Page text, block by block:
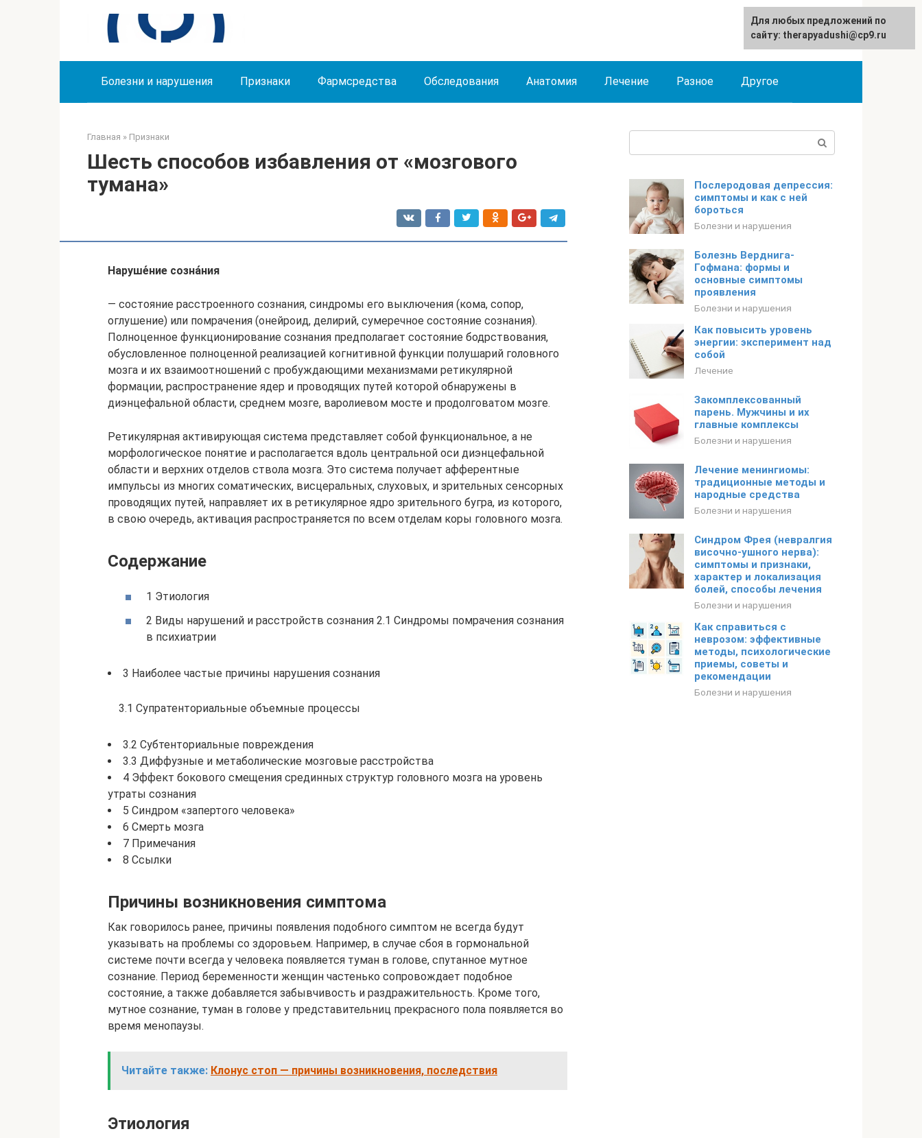
Болезни и нарушения Признаки Фармсредства Обследования Анатомия Лечение Разное Другое
Главная » Признаки
Шесть способов избавления от «мозгового
тумана»
Наруше́ние созна́ния
— состояние расстроенного сознания, синдромы его выключения (кома, сопор,
оглушение) или помрачения (онейроид, делирий, сумеречное состояние сознания).
Полноценное функционирование сознания предполагает состояние бодрствования,
обусловленное полноценной реализацией когнитивной функции полушарий головного
мозга и их взаимоотношений с пробуждающими механизмами ретикулярной
формации, распространение ядер и проводящих путей которой обнаружены в
диэнцефальной области, среднем мозге, варолиевом мосте и продолговатом мозге.
Ретикулярная активирующая система представляет собой функциональное, а не
морфологическое понятие и располагается вдоль центральной оси диэнцефальной
области и верхних отделов ствола мозга. Это система получает афферентные
импульсы из многих соматических, висцеральных, слуховых, и зрительных сенсорных
проводящих путей, направляет их в ретикулярное ядро зрительного бугра, из которого,
в свою очередь, активация распространяется по всем отделам коры головного мозга.
Содержание
1 Этиология
2 Виды нарушений и расстройств сознания 2.1 Синдромы помрачения сознания
в психиатрии
3 Наиболее частые причины нарушения сознания
3.1 Супратенториальные объемные процессы
3.2 Субтенториальные повреждения
3.3 Диффузные и метаболические мозговые расстройства
4 Эффект бокового смещения срединных структур головного мозга на уровень
утраты сознания
5 Синдром «запертого человека»
6 Смерть мозга
7 Примечания
8 Ссылки
Причины возникновения симптома
Как говорилось ранее, причины появления подобного симптом не всегда будут
указывать на проблемы со здоровьем. Например, в случае сбоя в гормональной
системе почти всегда у человека появляется туман в голове, спутанное мутное
сознание. Период беременности женщин частенько сопровождает подобное
состояние, а также добавляется забывчивость и раздражительность. Кроме того,
мутное сознание, туман в голове у представительниц прекрасного пола появляется во
время менопаузы.
Читайте также: Клонус стоп — причины возникновения, последствия
Этиология
Послеродовая депрессия:
симптомы и как с ней
бороться
Болезни и нарушения
Болезнь Верднига-
Гофмана: формы и
основные симптомы
проявления
Болезни и нарушения
Как повысить уровень
энергии: эксперимент над
собой
Лечение
Закомплексованный
парень. Мужчины и их
главные комплексы
Болезни и нарушения
Лечение менингиомы:
традиционные методы и
народные средства
Болезни и нарушения
Синдром Фрея (невралгия
височно-ушного нерва):
симптомы и признаки,
характер и локализация
болей, способы лечения
Болезни и нарушения
Как справиться с
неврозом: эффективные
методы, психологические
приемы, советы и
рекомендации
Болезни и нарушения
Для любых предложений по
сайту: therapyadushi@cp9.ru